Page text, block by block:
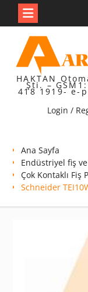
content
HAKTAN
Şti. –
418 1919- e-
Login /
Ana Sayfa
Endüstriyel fiş
Çok Kontaklı Fiş
Schneider